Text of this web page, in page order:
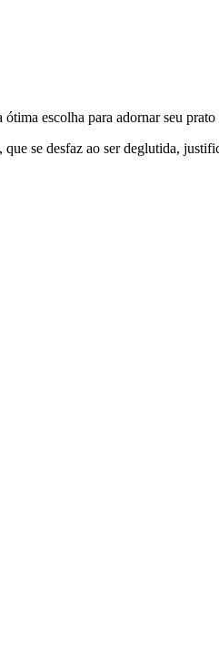
escolha para adornar seu
se desfaz ao ser deglutida,